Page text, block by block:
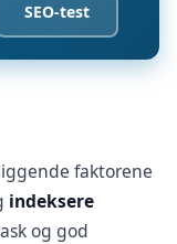
SEO-test
faktorene
indeksere
og god